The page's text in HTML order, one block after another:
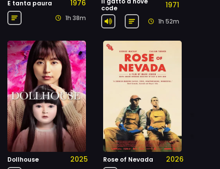
E tanta paura 1976
1h 38m
code
1971
1h 52m
Dollhouse 2025 Rose of Nevada 2026